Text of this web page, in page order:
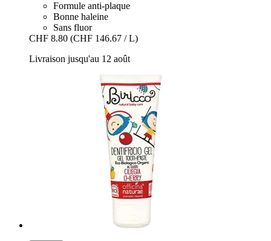
Formule anti-plaque
Bonne haleine
Sans fluor
CHF 8.80 (CHF 146.67 / L)
Livraison jusqu'au 12 août